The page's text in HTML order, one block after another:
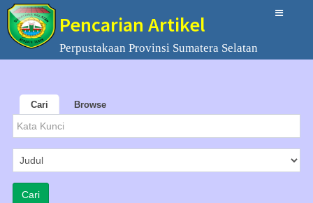
Pencarian Artikel
Perpustakaan Provinsi Sumatera Selatan
Cari Browse